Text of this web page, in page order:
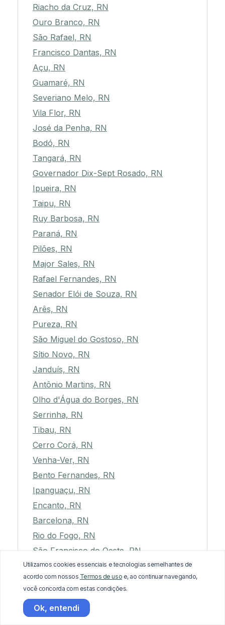
Riacho da Cruz, RN
Ouro Branco, RN
São Rafael, RN
Francisco Dantas, RN
Açu, RN
Guamaré, RN
Severiano Melo, RN
Vila Flor, RN
José da Penha, RN
Bodó, RN
Tangará, RN
Governador Dix-Sept Rosado, RN
Ipueira, RN
Taipu, RN
Ruy Barbosa, RN
Paraná, RN
Pilões, RN
Major Sales, RN
Rafael Fernandes, RN
Senador Elói de Souza, RN
Arês, RN
Pureza, RN
São Miguel do Gostoso, RN
Sítio Novo, RN
Janduís, RN
Antônio Martins, RN
Olho d'Água do Borges, RN
Serrinha, RN
Tibau, RN
Cerro Corá, RN
Venha-Ver, RN
Bento Fernandes, RN
Ipanguaçu, RN
Encanto, RN
Barcelona, RN
Rio do Fogo, RN
São Francisco do Oeste, RN
Angicos, RN
Fernando Pedroza, RN
Utilizamos cookies essenciais e tecnologias semelhantes de
acordo com nossos Termos de uso e, ao continuar navegando,
você concorda com estas condições.
Ok, entendi